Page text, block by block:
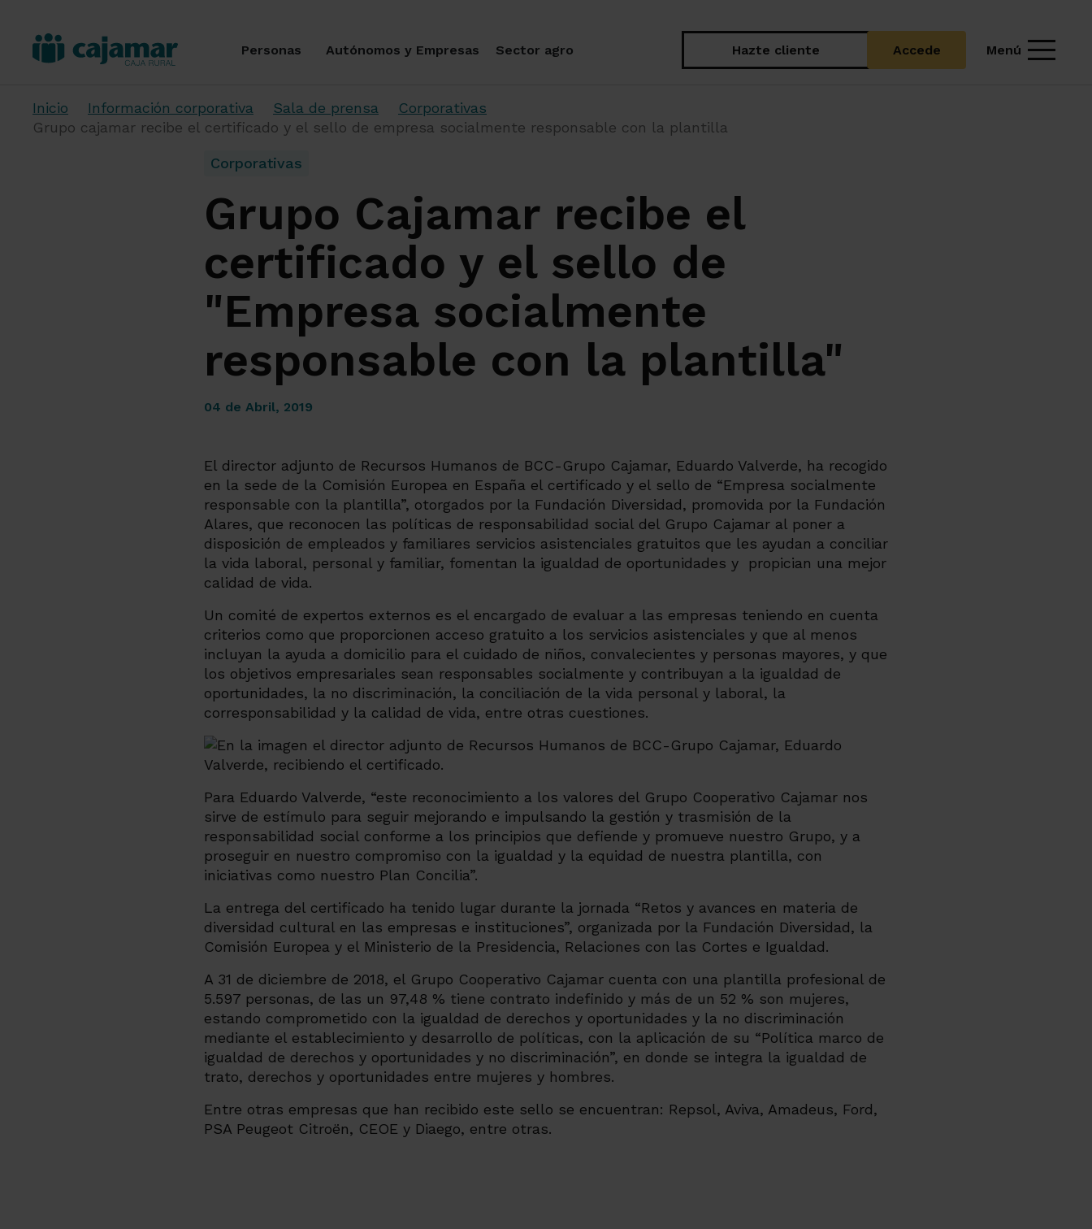
Personas Autónomos y Empresas Sector agro Hazte cliente Accede Menú
Inicio Información corporativa Sala de prensa
Corporativas
Grupo cajamar recibe el certificado y el sello de empresa socialmente responsable con la plantilla
Corporativas
Grupo Cajamar recibe el
certificado y el sello de
"Empresa socialmente
responsable con la plantilla"
04 de Abril, 2019
El director adjunto de Recursos Humanos de BCC-Grupo Cajamar, Eduardo Valverde, ha recogido
en la sede de la Comisión Europea en España el certificado y el sello de “Empresa socialmente
responsable con la plantilla”, otorgados por la Fundación Diversidad, promovida por la Fundación
Alares, que reconocen las políticas de responsabilidad social del Grupo Cajamar al poner a
disposición de empleados y familiares servicios asistenciales gratuitos que les ayudan a conciliar
la vida laboral, personal y familiar, fomentan la igualdad de oportunidades y propician una mejor
calidad de vida.
Un comité de expertos externos es el encargado de evaluar a las empresas teniendo en cuenta
criterios como que proporcionen acceso gratuito a los servicios asistenciales y que al menos
incluyan la ayuda a domicilio para el cuidado de niños, convalecientes y personas mayores, y que
los objetivos empresariales sean responsables socialmente y contribuyan a la igualdad de
oportunidades, la no discriminación, la conciliación de la vida personal y laboral, la
corresponsabilidad y la calidad de vida, entre otras cuestiones.
Para Eduardo Valverde, “este reconocimiento a los valores del Grupo Cooperativo Cajamar nos
sirve de estímulo para seguir mejorando e impulsando la gestión y trasmisión de la
responsabilidad social conforme a los principios que defiende y promueve nuestro Grupo, y a
proseguir en nuestro compromiso con la igualdad y la equidad de nuestra plantilla, con
iniciativas como nuestro Plan Concilia”.
La entrega del certificado ha tenido lugar durante la jornada “Retos y avances en materia de
diversidad cultural en las empresas e instituciones”, organizada por la Fundación Diversidad, la
Comisión Europea y el Ministerio de la Presidencia, Relaciones con las Cortes e Igualdad.
A 31 de diciembre de 2018, el Grupo Cooperativo Cajamar cuenta con una plantilla profesional de
5.597 personas, de las un 97,48 % tiene contrato indefinido y más de un 52 % son mujeres,
estando comprometido con la igualdad de derechos y oportunidades y la no discriminación
mediante el establecimiento y desarrollo de políticas, con la aplicación de su “Política marco de
igualdad de derechos y oportunidades y no discriminación”, en donde se integra la igualdad de
trato, derechos y oportunidades entre mujeres y hombres.
Entre otras empresas que han recibido este sello se encuentran: Repsol, Aviva, Amadeus, Ford,
PSA Peugeot Citroën, CEOE y Diaego, entre otras.